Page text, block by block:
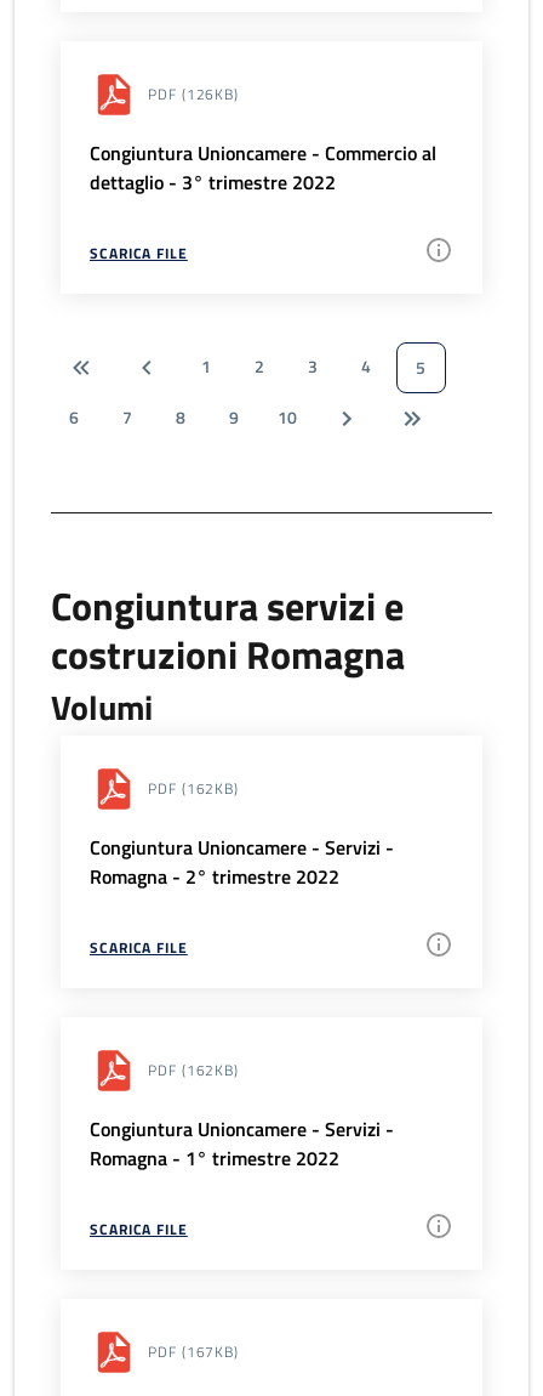
PDF (126KB)
Congiuntura Unioncamere - Commercio al
dettaglio - 3° trimestre 2022
SCARICA FILE
1 2 3 4
5
6
7 8 9 10
Congiuntura servizi e
costruzioni Romagna
Volumi
PDF (162KB)
Congiuntura Unioncamere - Servizi -
Romagna - 2° trimestre 2022
SCARICA FILE
PDF (162KB)
Congiuntura Unioncamere - Servizi -
Romagna - 1° trimestre 2022
SCARICA FILE
PDF (167KB)